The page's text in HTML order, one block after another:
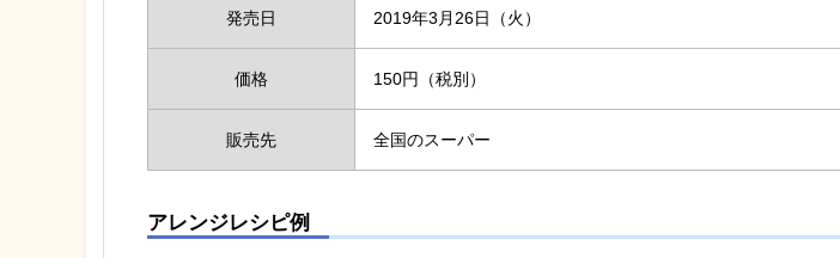
発売日 2019年3月26日（火）
価格 150円（税別）
販売先 全国のスーパー
アレンジレシピ例